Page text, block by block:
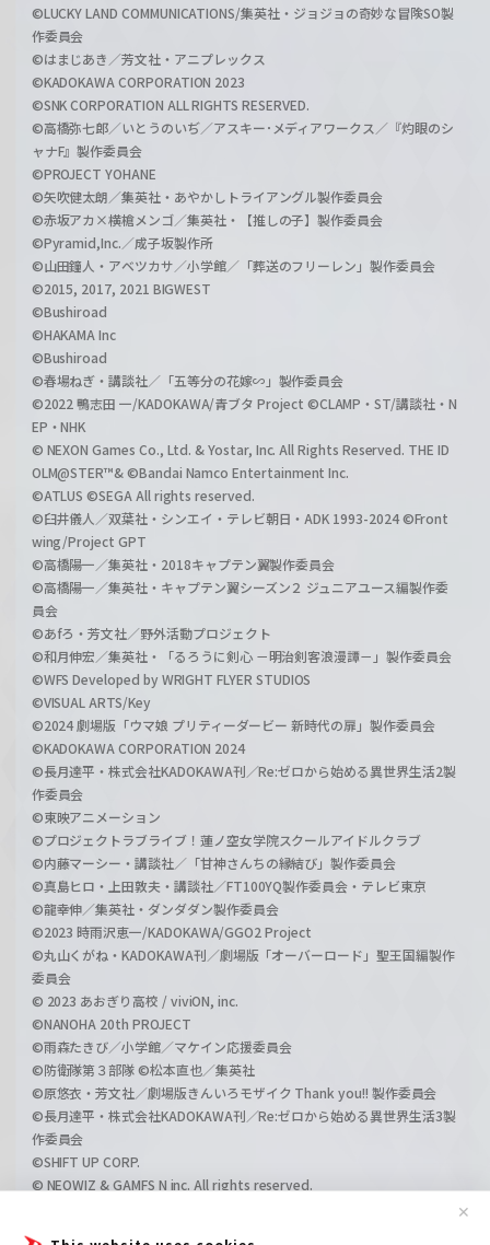
✕
©LUCKY LAND COMMUNICATIONS/集英社・ジョジョの奇妙な冒険SO製
作委員会
©はまじあき／芳文社・アニプレックス
©KADOKAWA CORPORATION 2023
©SNK CORPORATION ALL RIGHTS RESERVED.
©高橋弥七郎／いとうのいぢ／アスキー･メディアワークス／『灼眼のシ
ャナF』製作委員会
©PROJECT YOHANE
©矢吹健太朗／集英社・あやかしトライアングル製作委員会
©赤坂アカ×横槍メンゴ／集英社・【推しの子】製作委員会
©Pyramid,Inc.／成子坂製作所
©山田鐘人・アベツカサ／小学館／「葬送のフリーレン」製作委員会
©2015, 2017, 2021 BIGWEST
©Bushiroad
©HAKAMA Inc
©Bushiroad
©春場ねぎ・講談社／「五等分の花嫁∽」製作委員会
©2022 鴨志田 一/KADOKAWA/青ブタ Project ©CLAMP・ST/講談社・N
EP・NHK
© NEXON Games Co., Ltd. & Yostar, Inc. All Rights Reserved. THE ID
OLM@STER™& ©Bandai Namco Entertainment Inc.
©ATLUS ©SEGA All rights reserved.
©臼井儀人／双葉社・シンエイ・テレビ朝日・ADK 1993-2024 ©Front
wing/Project GPT
©高橋陽一／集英社・2018キャプテン翼製作委員会
©高橋陽一／集英社・キャプテン翼シーズン２ ジュニアユース編製作委
員会
©あfろ・芳文社／野外活動プロジェクト
©和月伸宏／集英社・「るろうに剣心 －明治剣客浪漫譚－」製作委員会
©WFS Developed by WRIGHT FLYER STUDIOS
©VISUAL ARTS/Key
©2024 劇場版「ウマ娘 プリティーダービー 新時代の扉」製作委員会
©KADOKAWA CORPORATION 2024
©長月達平・株式会社KADOKAWA刊／Re:ゼロから始める異世界生活2製
作委員会
©東映アニメーション
©プロジェクトラブライブ！蓮ノ空女学院スクールアイドルクラブ
©内藤マーシー・講談社／「甘神さんちの縁結び」製作委員会
©真島ヒロ・上田敦夫・講談社／FT100YQ製作委員会・テレビ東京
©龍幸伸／集英社・ダンダダン製作委員会
©2023 時雨沢恵一/KADOKAWA/GGO2 Project
©丸山くがね・KADOKAWA刊／劇場版「オーバーロード」聖王国編製作
委員会
© 2023 あおぎり高校 / viviON, inc.
©NANOHA 20th PROJECT
©雨森たきび／小学館／マケイン応援委員会
©防衛隊第３部隊 ©松本直也／集英社
©原悠衣・芳文社／劇場版きんいろモザイク Thank you!! 製作委員会
©長月達平・株式会社KADOKAWA刊／Re:ゼロから始める異世界生活3製
作委員会
©SHIFT UP CORP.
© NEOWIZ & GAMFS N inc. All rights reserved.